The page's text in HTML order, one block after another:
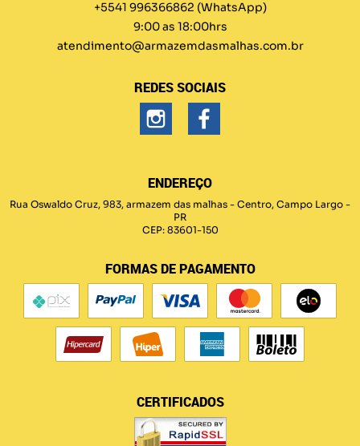
+5541 996366862 (WhatsApp)
9:00 as 18:00hrs
atendimento@armazemdasmalhas.com.br
REDES SOCIAIS
ENDEREÇO
Rua Oswaldo Cruz, 983, armazem das malhas - Centro, Campo Largo -
PR
CEP: 83601-150
FORMAS DE PAGAMENTO
CERTIFICADOS